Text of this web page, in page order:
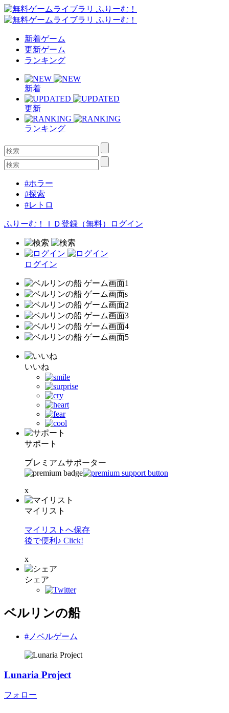
新着ゲーム
更新ゲーム
ランキング
新着
更新
ランキング
#ホラー
#探索
#レトロ
ふりーむ！ＩＤ登録（無料） ログイン
ログイン
いいね
サポート
プレミアムサポーター
x
マイリスト
マイリストへ保存
後で便利♪ Click!
x
シェア
ベルリンの船
#ノベルゲーム
Lunaria Project
フォロー